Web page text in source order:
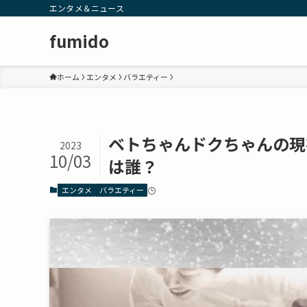
エンタメ＆ニュース
fumido
ホーム エンタメ バラエティー
ベトちゃんドクちゃんの
は誰？
2023
10/03
エンタメ バラエティー